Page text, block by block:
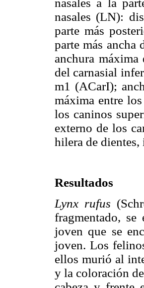
nasales a la
nasales (LN):
parte más
parte más
anchura
del carnasial
m1 (ACarI);
máxima entre
los caninos
externo de los
hilera de
Resultados
Lynx rufus
fragmentado,
joven que se
joven. Los
ellos murió al
y la coloración